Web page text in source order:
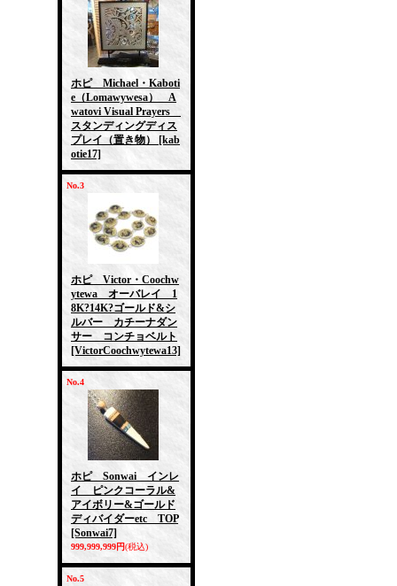
ホピ Michael・Kaboti
e（Lomawywesa） A
watovi Visual Prayers
スタンディングディス
プレイ（置き物）
[kab
otie17]
No.3
ホピ Victor・Coochw
ytewa オーバレイ 1
8K?14K?ゴールド&シ
ルバー カチーナダン
サー コンチョベルト
[VictorCoochwytewa13]
No.4
ホピ Sonwai インレ
イ ピンクコーラル&
アイボリー&ゴールド
ディバイダーetc TOP
[Sonwai7]
999,999,999円(税込)
No.5